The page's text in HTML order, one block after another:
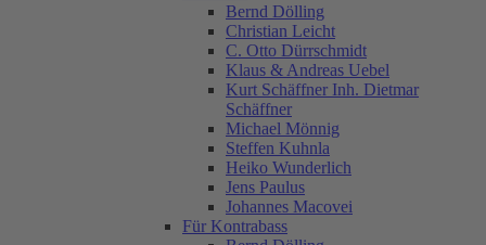
Bernd Dölling
Christian Leicht
C. Otto Dürrschmidt
Klaus & Andreas Uebel
Kurt Schäffner Inh. Dietmar
Schäffner
Michael Mönnig
Steffen Kuhnla
Heiko Wunderlich
Jens Paulus
Johannes Macovei
Für Kontrabass